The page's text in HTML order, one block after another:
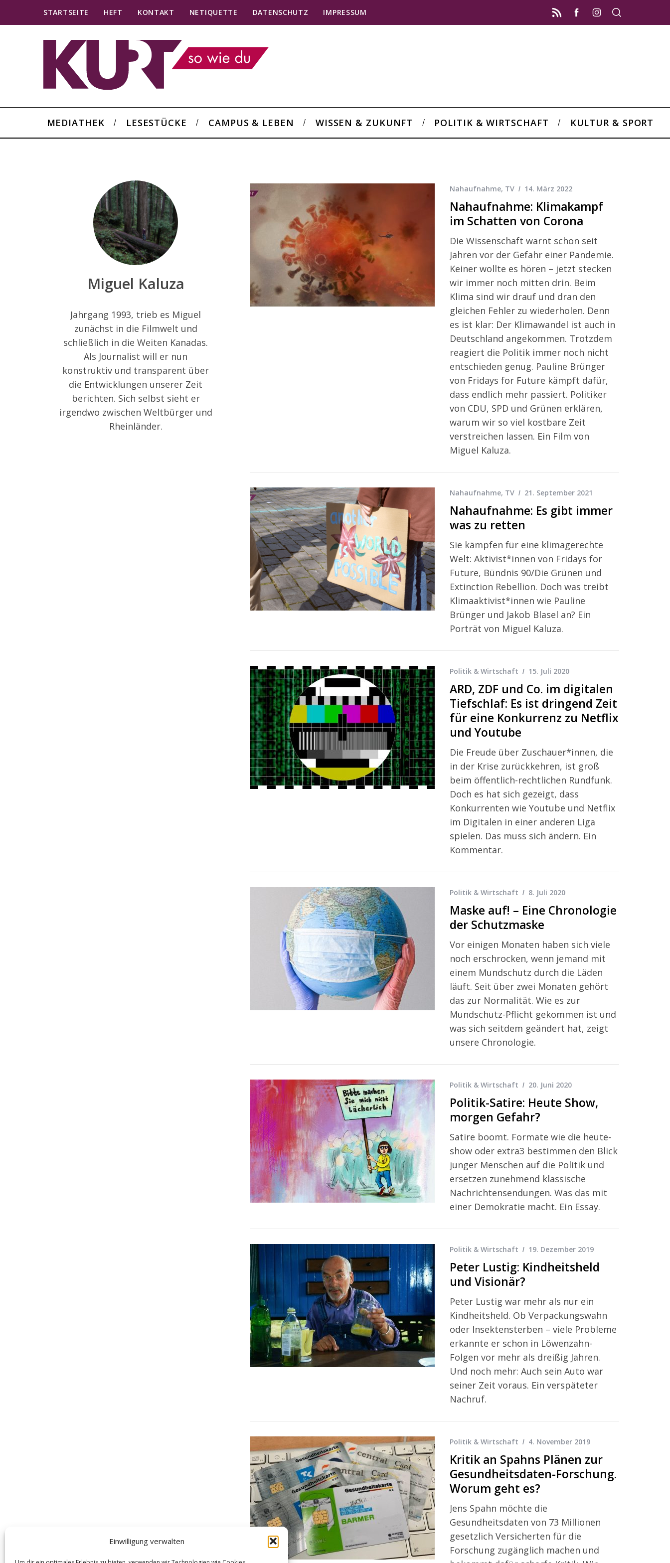
Einwilligung verwalten
STARTSEITE HEFT KONTAKT NETIQUETTE DATENSCHUTZ IMPRESSUM
MEDIATHEK LESESTÜCKE CAMPUS & LEBEN WISSEN & ZUKUNFT POLITIK & WIRTSCHAFT KULTUR & SPORT
Miguel Kaluza
Jahrgang 1993, trieb es Miguel
zunächst in die Filmwelt und
schließlich in die Weiten Kanadas.
Als Journalist will er nun
konstruktiv und transparent über
die Entwicklungen unserer Zeit
berichten. Sich selbst sieht er
irgendwo zwischen Weltbürger und
Rheinländer.
Nahaufnahme, TV 14. März 2022
Nahaufnahme: Klimakampf
im Schatten von Corona
Die Wissenschaft warnt schon seit
Jahren vor der Gefahr einer Pandemie.
Keiner wollte es hören – jetzt stecken
wir immer noch mitten drin. Beim
Klima sind wir drauf und dran den
gleichen Fehler zu wiederholen. Denn
es ist klar: Der Klimawandel ist auch in
Deutschland angekommen. Trotzdem
reagiert die Politik immer noch nicht
entschieden genug. Pauline Brünger
von Fridays for Future kämpft dafür,
dass endlich mehr passiert. Politiker
von CDU, SPD und Grünen erklären,
warum wir so viel kostbare Zeit
verstreichen lassen. Ein Film von
Miguel Kaluza.
Nahaufnahme, TV 21. September 2021
Nahaufnahme: Es gibt immer
was zu retten
Sie kämpfen für eine klimagerechte
Welt: Aktivist*innen von Fridays for
Future, Bündnis 90/Die Grünen und
Extinction Rebellion. Doch was treibt
Klimaaktivist*innen wie Pauline
Brünger und Jakob Blasel an? Ein
Porträt von Miguel Kaluza.
Politik & Wirtschaft 15. Juli 2020
ARD, ZDF und Co. im digitalen
Tiefschlaf: Es ist dringend Zeit
für eine Konkurrenz zu Netflix
und Youtube
Die Freude über Zuschauer*innen, die
in der Krise zurückkehren, ist groß
beim öffentlich-rechtlichen Rundfunk.
Doch es hat sich gezeigt, dass
Konkurrenten wie Youtube und Netflix
im Digitalen in einer anderen Liga
spielen. Das muss sich ändern. Ein
Kommentar.
Politik & Wirtschaft 8. Juli 2020
Maske auf! – Eine Chronologie
der Schutzmaske
Vor einigen Monaten haben sich viele
noch erschrocken, wenn jemand mit
einem Mundschutz durch die Läden
läuft. Seit über zwei Monaten gehört
das zur Normalität. Wie es zur
Mundschutz-Pflicht gekommen ist und
was sich seitdem geändert hat, zeigt
unsere Chronologie.
Politik & Wirtschaft 20. Juni 2020
Politik-Satire: Heute Show,
morgen Gefahr?
Satire boomt. Formate wie die heute-
show oder extra3 bestimmen den Blick
junger Menschen auf die Politik und
ersetzen zunehmend klassische
Nachrichtensendungen. Was das mit
einer Demokratie macht. Ein Essay.
Politik & Wirtschaft 19. Dezember 2019
Peter Lustig: Kindheitsheld
und Visionär?
Peter Lustig war mehr als nur ein
Kindheitsheld. Ob Verpackungswahn
oder Insektensterben – viele Probleme
erkannte er schon in Löwenzahn-
Folgen vor mehr als dreißig Jahren.
Und noch mehr: Auch sein Auto war
seiner Zeit voraus. Ein verspäteter
Nachruf.
Politik & Wirtschaft 4. November 2019
Kritik an Spahns Plänen zur
Gesundheitsdaten-Forschung.
Worum geht es?
Jens Spahn möchte die
Gesundheitsdaten von 73 Millionen
gesetzlich Versicherten für die
Forschung zugänglich machen und